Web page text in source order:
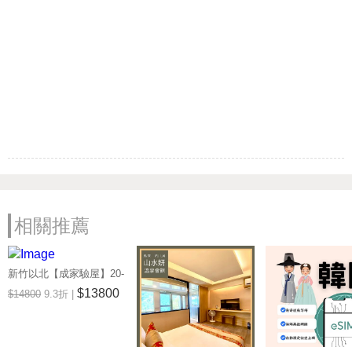
相關推薦
新竹以北【成家驗屋】20-
25坪 (三房格局)超值驗屋
券 (MO)
$14800 9.3折 | $13800